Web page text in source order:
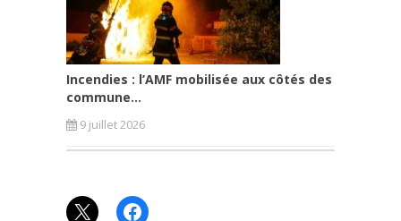
Incendies : l’AMF mobilisée aux côtés des
commune...
9 juillet 2026
X Facebook